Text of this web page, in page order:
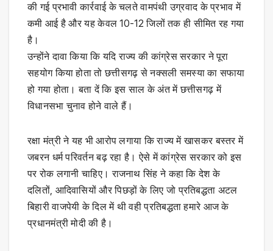
की गई प्रभावी कार्रवाई के चलते वामपंथी उग्रवाद के प्रभाव में
कमी आई है और यह केवल 10-12 जिलों तक ही सीमित रह गया
है।
उन्होंने दावा किया कि यदि राज्य की कांग्रेस सरकार ने पूरा
सहयोग किया होता तो छत्तीसगढ़ से नक्सली समस्या का सफाया
हो गया होता। बता दें कि इस साल के अंत में छत्तीसगढ़ में
विधानसभा चुनाव होने वाले हैं।
रक्षा मंत्री ने यह भी आरोप लगाया कि राज्य में खासकर बस्तर में
जबरन धर्म परिवर्तन बढ़ रहा है। ऐसे में कांग्रेस सरकार को इस
पर रोक लगानी चाहिए। राजनाथ सिंह ने कहा कि देश के
दलितों, आदिवासियों और पिछड़ों के लिए जो प्रतिबद्धता अटल
बिहारी वाजपेयी के दिल में थी वही प्रतिबद्धता हमारे आज के
प्रधानमंत्री मोदी की है।